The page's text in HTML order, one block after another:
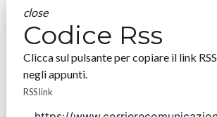
close
Codice Rss
Clicca sul pulsante per copiare il link RSS
negli appunti.
RSS link